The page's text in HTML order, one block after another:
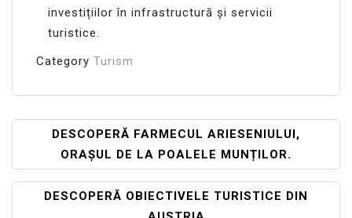
investițiilor în infrastructură și servicii
turistice.
Category Turism
Navigare
În
Articole
DESCOPERĂ FARMECUL ARIESENIULUI,
ORAȘUL DE LA POALELE MUNȚILOR.
DESCOPERĂ OBIECTIVELE TURISTICE DIN